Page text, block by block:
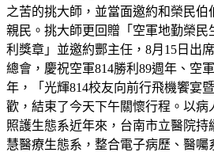
之苦的挑大師，並當面邀約和榮民伯
親民。挑大師更回贈「空軍地勤榮民
利獎章」並邀約酆主任，8月15日出
總會，慶祝空軍814勝利89週年、空
年，「光輝814校友向前行飛機饗宴
歡，結束了今天下午關懷行程。以
照護生態系近年來，台南市立醫院持
慧醫療生態系，整合電子病歷、醫囑